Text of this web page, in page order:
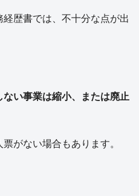
歴書では、不十分な点が出
ない事業は縮小、または廃止
がない場合もあります。